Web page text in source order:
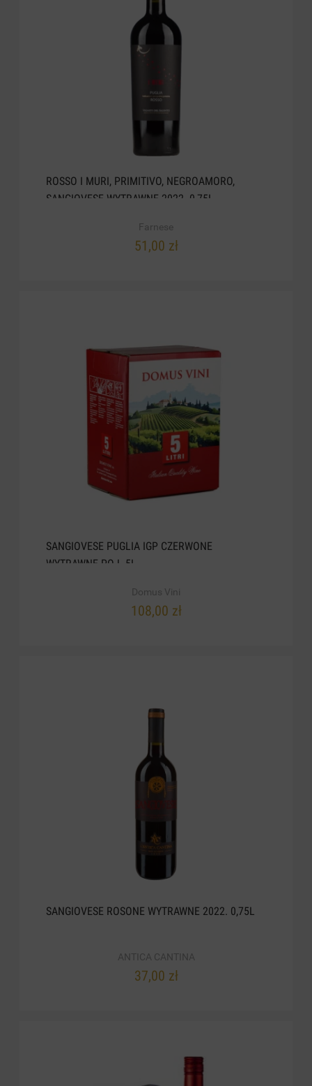
ROSSO I MURI, PRIMITIVO, NEGROAMORO,
SANGIOVESE WYTRAWNE 2022. 0,75L
Farnese
51,00 zł
SANGIOVESE PUGLIA IGP CZERWONE
WYTRAWNE POJ. 5L
Domus Vini
108,00 zł
SANGIOVESE ROSONE WYTRAWNE 2022. 0,75L
ANTICA CANTINA
37,00 zł